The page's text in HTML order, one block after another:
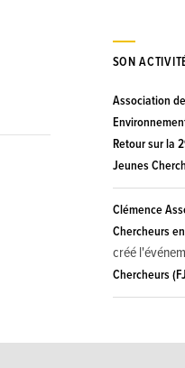
SON
Association
Retour sur la
Jeunes
Clémence
Chercheurs
créé
Chercheurs